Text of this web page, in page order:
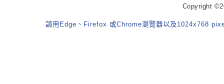
Copyright
請用Edge、Firefox 或Chrome瀏覽器以及1024x768